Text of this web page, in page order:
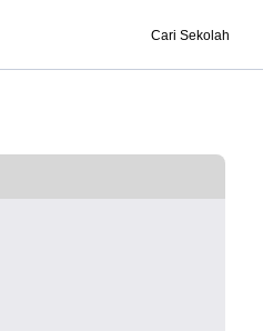
Cari Sekolah